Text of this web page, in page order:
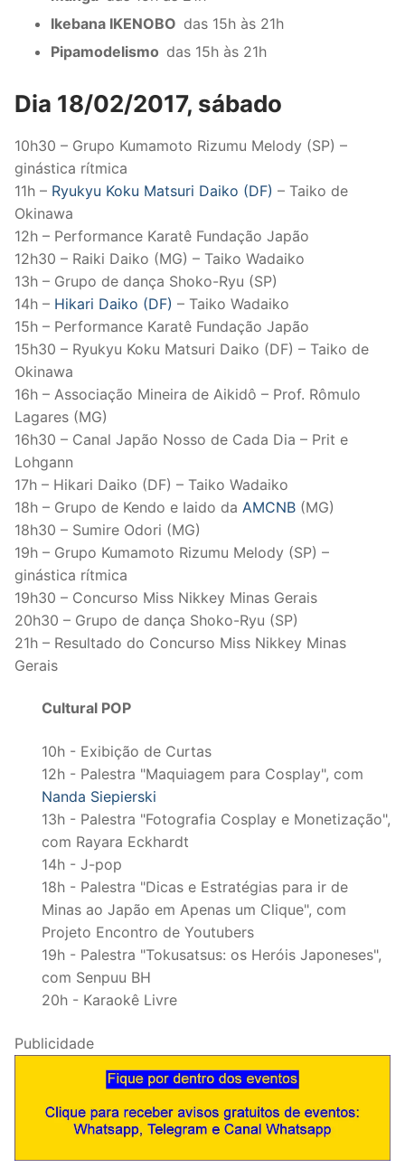
Ikebana IKENOBO das 15h às 21h
Pipamodelismo das 15h às 21h
Dia 18/02/2017, sábado
10h30 – Grupo Kumamoto Rizumu Melody (SP) –
ginástica rítmica
11h – Ryukyu Koku Matsuri Daiko (DF) – Taiko de
Okinawa
12h – Performance Karatê Fundação Japão
12h30 – Raiki Daiko (MG) – Taiko Wadaiko
13h – Grupo de dança Shoko-Ryu (SP)
14h – Hikari Daiko (DF) – Taiko Wadaiko
15h – Performance Karatê Fundação Japão
15h30 – Ryukyu Koku Matsuri Daiko (DF) – Taiko de
Okinawa
16h – Associação Mineira de Aikidô – Prof. Rômulo
Lagares (MG)
16h30 – Canal Japão Nosso de Cada Dia – Prit e
Lohgann
17h – Hikari Daiko (DF) – Taiko Wadaiko
18h – Grupo de Kendo e Iaido da AMCNB (MG)
18h30 – Sumire Odori (MG)
19h – Grupo Kumamoto Rizumu Melody (SP) –
ginástica rítmica
19h30 – Concurso Miss Nikkey Minas Gerais
20h30 – Grupo de dança Shoko-Ryu (SP)
21h – Resultado do Concurso Miss Nikkey Minas
Gerais
Cultural POP
10h - Exibição de Curtas
12h - Palestra "Maquiagem para Cosplay", com
Nanda Siepierski
13h - Palestra "Fotografia Cosplay e Monetização",
com Rayara Eckhardt
14h - J-pop
18h - Palestra "Dicas e Estratégias para ir de
Minas ao Japão em Apenas um Clique", com
Projeto Encontro de Youtubers
19h - Palestra "Tokusatsus: os Heróis Japoneses",
com Senpuu BH
20h - Karaokê Livre
Publicidade